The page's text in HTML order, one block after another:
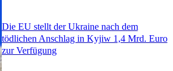
Die EU stellt der Ukraine nach dem
tödlichen Anschlag in Kyjiw 1,4 Mrd. Euro
zur Verfügung